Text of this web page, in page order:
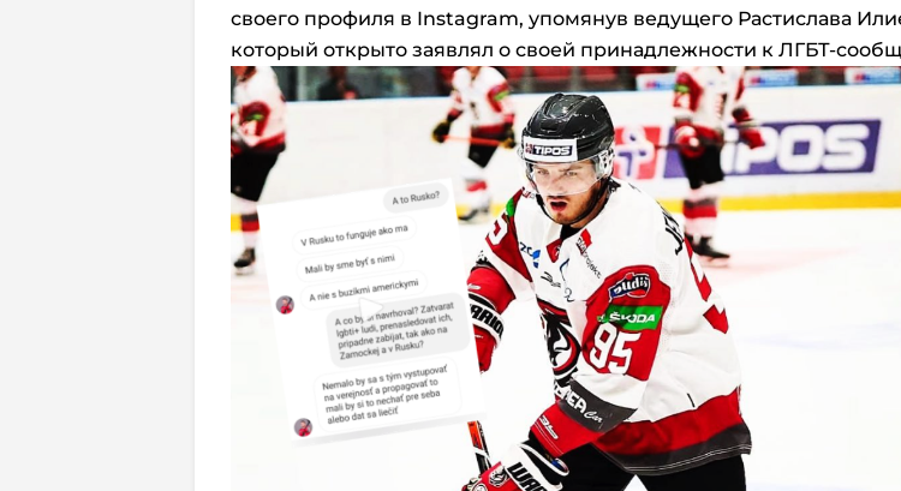
своего профиля в Instagram, упомянув ведущего Растислава
который открыто заявлял о своей принадлежности к ЛГБТ-